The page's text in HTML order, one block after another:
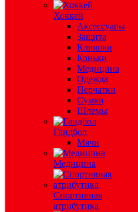
Хоккей
Аксессуары
Защита
Клюшки
Коньки
Медицина
Одежда
Перчатки
Сумки
Шлемы
Гандбол
Мячи
Медицина
Спортивная
атрибутика